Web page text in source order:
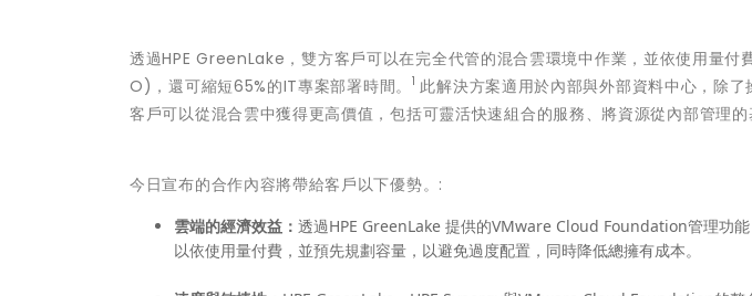
透過HPE GreenLake，雙方客戶可以在完全代管的混合雲環境中作業，並依使用量
O)，還可縮短65%的IT專案部署時間。
1 此解決方案適用於內部與外部資料中心，除
客戶可以從混合雲中獲得更高價值，包括可靈活快速組合的服務、將資源從內部管理的
今日宣布的合作內容將帶給客戶以下優勢。:
雲端的經濟效益： 透過HPE GreenLake 提供的VMware Cloud Foundation管理功
以依使用量付費，並預先規劃容量，以避免過度配置，同時降低總擁有成本。